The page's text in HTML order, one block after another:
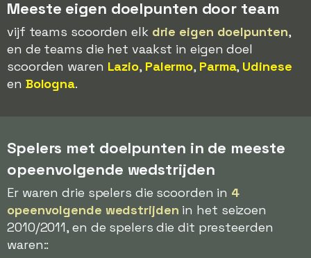
Meeste eigen doelpunten door team
vijf teams scoorden elk drie eigen doelpunten,
en de teams die het vaakst in eigen doel
scoorden waren Lazio, Palermo, Parma, Udinese
en Bologna.
Spelers met doelpunten in de meeste
opeenvolgende wedstrijden
Er waren drie spelers die scoorden in 4
opeenvolgende wedstrijden in het seizoen
2010/2011, en de spelers die dit presteerden
waren::